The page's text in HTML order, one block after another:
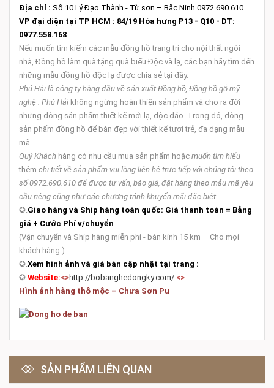
Địa chỉ : Số 10 Lý Đạo Thành - Từ sơn – Băc Ninh 0972.690.610
VP đại diện tại TP HCM : 84/19 Hòa hưng P13 - Q10 - DT:
0977.558.168
Nếu muốn tìm kiếm các mẫu đồng hồ trang trí cho nội thất ngôi
nhà, Đồng hồ làm quà tặng quà biếu Độc và lạ, các bạn hãy tìm đến
những mẫu đồng hồ độc lạ được chia sẻ tại đây.
Phú Hải là công ty hàng đầu về sản xuất Đồng hồ, Đồng hồ gỗ mỹ
nghệ . Phú Hải không ngừng hoàn thiện sản phẩm và cho ra đời
những dòng sản phẩm thiết kế mới lạ, độc đáo. Trong đó, dòng
sản phẩm đồng hồ để bàn đẹp với thiết kế tươi trẻ, đa dạng mẫu
mã
Quý Khách hàng có nhu cầu mua sản phẩm hoặc muốn tìm hiểu
thêm chi tiết về sản phẩm vui lòng liên hệ trực tiếp với chúng tôi theo
số 0972.690.610 để được tư vấn, báo giá, đặt hàng theo mẫu mã yêu
cầu riêng cũng như các chương trình khuyến mãi đặc biệt
✪.Giao hàng và Ship hàng toàn quốc: Giá thanh toán = Bảng
giá + Cước Phí v/chuyển
(Vận chuyển và Ship hàng miễn phí - bán kính 15 km – Cho mọi
khách hàng )
✪.Xem hình ảnh và giá bán cập nhật tại trang :
✪.Website:<>http://bobanghedongky.com/ <>
Hình ảnh hàng thô mộc – Chưa Sơn Pu
SẢN PHẨM LIÊN QUAN